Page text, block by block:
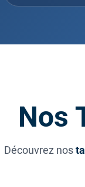
Nos
Découvrez nos